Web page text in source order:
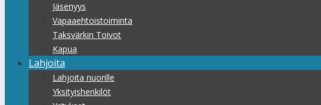
Jäsenyys
Vapaaehtoistoiminta
Taksvärkin Toivot
Kapua
Lahjoita
Lahjoita nuorille
Yksityishenkilöt